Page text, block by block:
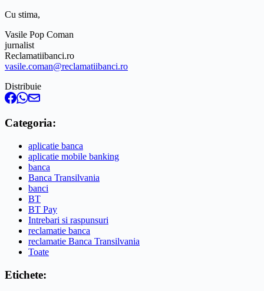
Cu stima,
Vasile Pop Coman
jurnalist
Reclamatiibanci.ro
vasile.coman@reclamatiibanci.ro
Distribuie
Categoria:
aplicatie banca
aplicatie mobile banking
banca
Banca Transilvania
banci
BT
BT Pay
Intrebari si raspunsuri
reclamatie banca
reclamatie Banca Transilvania
Toate
Etichete: